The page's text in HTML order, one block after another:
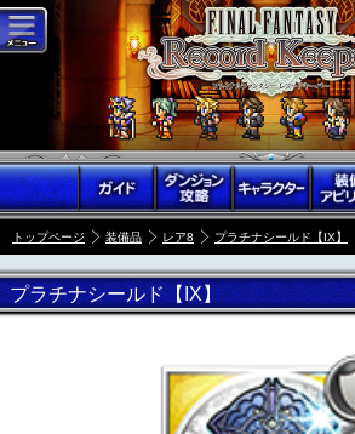
トップページ 装備品 レア8 プラチナシールド【IX】
プラチナシールド【IX】